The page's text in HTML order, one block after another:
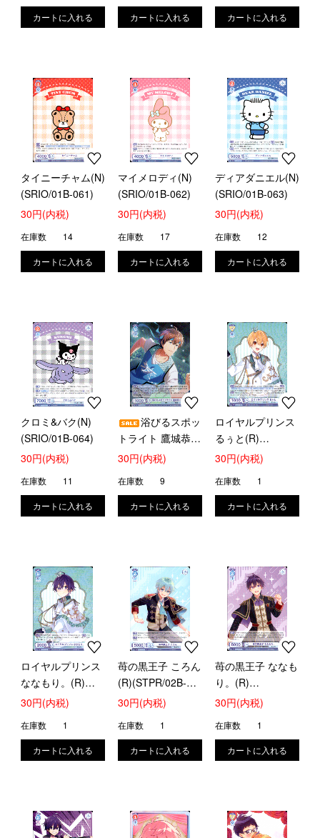
タイニーチャム(N)
(SRIO/01B-061)
30円(内税)
在庫数 14
マイメロディ(N)
(SRIO/01B-062)
30円(内税)
在庫数 17
ディアダニエル(N)
(SRIO/01B-063)
30円(内税)
在庫数 12
クロミ&バク(N)
(SRIO/01B-064)
30円(内税)
在庫数 11
浴びるスポッ
トライト 鷹城恭二
(R)(ISM/01B-047)
30円(内税)
在庫数 9
ロイヤルプリンス
るぅと(R)
(STPR/02B-010)
30円(内税)
在庫数 1
ロイヤルプリンス
ななもり。(R)
(STPR/02B-050)
30円(内税)
在庫数 1
苺の黒王子 ころん
(R)(STPR/02B-
052)
30円(内税)
在庫数 1
苺の黒王子 ななも
り。(R)
(STPR/02B-053)
30円(内税)
在庫数 1